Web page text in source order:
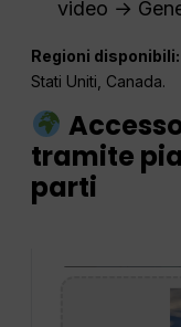
video →
Regioni disponibili:
Stati Uniti, Canada.
tramite
parti